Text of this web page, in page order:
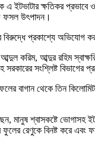
ক্ষতিকর
ফসল উৎপাদন।
প্রকাশ্যে
করিম, আব্দুর রহিম
সরকারের সংশ্লিষ্ট
থেকে তিন
মানুষ শ্বাসকষ্টে
রেণুকে বিনষ্ট করে এবং